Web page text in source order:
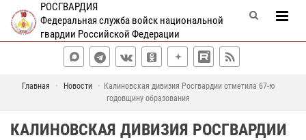
РОСГВАРДИЯ
Федеральная служба войск национальной
гвардии Российской Федерации
Главная Новости
Калиновская дивизия Росгвардии отметила 67-ю
годовщину образования
КАЛИНОВСКАЯ ДИВИЗИЯ РОСГВАРДИИ